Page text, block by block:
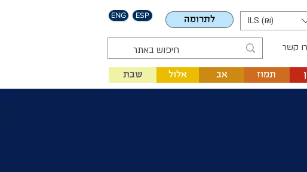
ENG ESP לתרומה ILS (₪)
קשר
אלול שבת תמוז אב